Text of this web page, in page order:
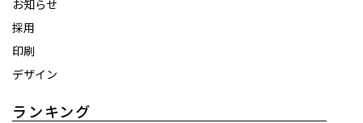
お知らせ
採用
印刷
デザイン
ランキング